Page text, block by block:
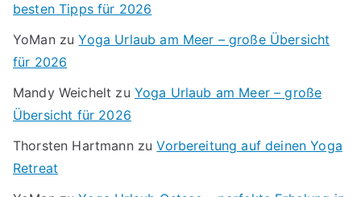
besten Tipps für 2026
YoManzuYoga Urlaub am Meer – große Übersicht
für 2026
Mandy Weichelt zu Yoga Urlaub am Meer – große
Übersicht für 2026
Thorsten HartmannzuVorbereitung auf deinen Yoga
Retreat